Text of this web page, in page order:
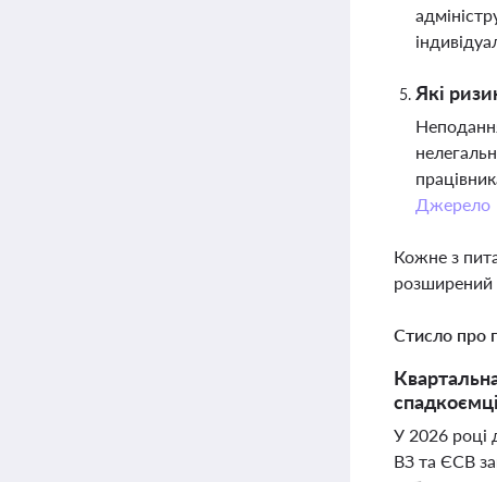
Які
Джерело
Кожне з
розширений
Стисло про
У 2026 році
ВЗ та ЄСВ